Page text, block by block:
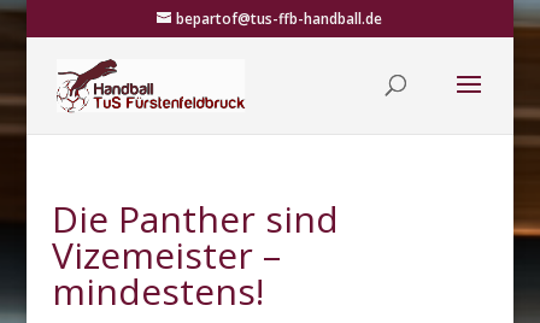
bepartof@tus-ffb-handball.de
Die Panther sind
Vizemeister –
mindestens!